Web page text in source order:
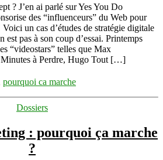
vidéostarts
:
pourquoi
ça
marche
?
? J’en ai parlé sur Yes You Do
des “influenceurs” du Web pour
un cas d’études de stratégie digitale
est pas à son coup d’essai. Printemps
“videostars” telles que Max
à Perdre, Hugo Tout […]
pourquoi ca marche
Catégories
Dossiers
: pourquoi ça marche
?